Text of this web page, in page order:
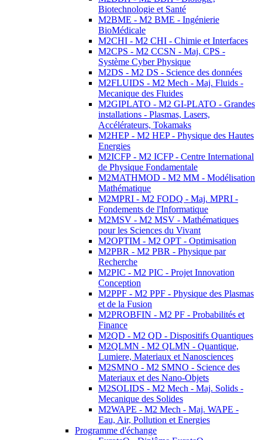
Biotechnologie et Santé
M2BME - M2 BME - Ingénierie
BioMédicale
M2CHI - M2 CHI - Chimie et Interfaces
M2CPS - M2 CCSN - Maj. CPS -
Système Cyber Physique
M2DS - M2 DS - Science des données
M2FLUIDS - M2 Mech - Maj. Fluids -
Mecanique des Fluides
M2GIPLATO - M2 GI-PLATO - Grandes
installations - Plasmas, Lasers,
Accélérateurs, Tokamaks
M2HEP - M2 HEP - Physique des Hautes
Energies
M2ICFP - M2 ICFP - Centre International
de Physique Fondamentale
M2MATHMOD - M2 MM - Modélisation
Mathématique
M2MPRI - M2 FODQ - Maj. MPRI -
Fondements de l'Informatique
M2MSV - M2 MSV - Mathématiques
pour les Sciences du Vivant
M2OPTIM - M2 OPT - Optimisation
M2PBR - M2 PBR - Physique par
Recherche
M2PIC - M2 PIC - Projet Innovation
Conception
M2PPF - M2 PPF - Physique des Plasmas
et de la Fusion
M2PROBFIN - M2 PF - Probabilités et
Finance
M2QD - M2 QD - Dispositifs Quantiques
M2QLMN - M2 QLMN - Quantique,
Lumiere, Materiaux et Nanosciences
M2SMNO - M2 SMNO - Science des
Materiaux et des Nano-Objets
M2SOLIDS - M2 Mech - Maj. Solids -
Mecanique des Solides
M2WAPE - M2 Mech - Maj. WAPE -
Eau, Air, Pollution et Energies
Programme d'échange